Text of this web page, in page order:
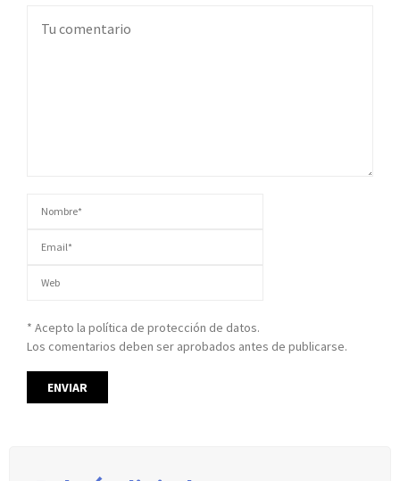
* Acepto la política de protección de datos.
Los comentarios deben ser aprobados antes de publicarse.